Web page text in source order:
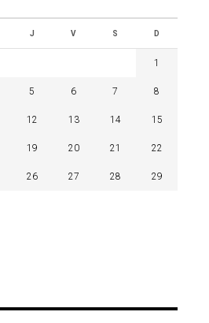
J V S D
1
5 6 7 8
12 13 14 15
19 20 21 22
26 27 28 29